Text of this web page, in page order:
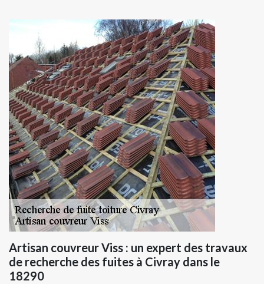
Artisan couvreur Viss : un expert des travaux
de recherche des fuites à Civray dans le
18290